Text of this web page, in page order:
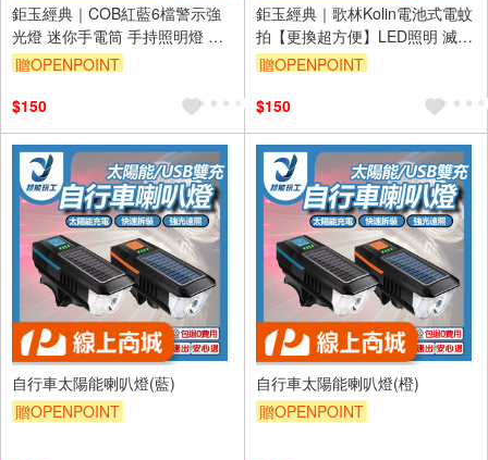
鉅玉經典｜COB紅藍6檔警示強
光燈 迷你手電筒 手持照明燈 小
型工作燈 高亮度 探照燈 露營燈
贈OPENPOINT
$150
鉅玉經典｜歌林Kolin電池式電蚊
拍【更換超方便】LED照明 滅蚊
拍 捕蚊拍 三層密網 捕蚊神器
贈OPENPOINT
$150
自行車太陽能喇叭燈(藍)
贈OPENPOINT
自行車太陽能喇叭燈(橙)
贈OPENPOINT